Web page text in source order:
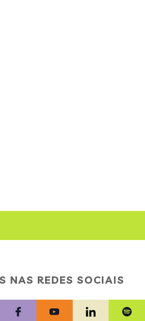
NAS REDES SOCIAIS